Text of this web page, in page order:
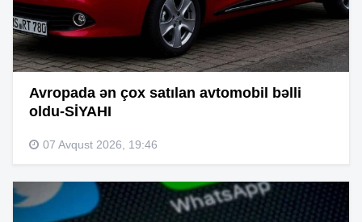
Avropada ən çox satılan avtomobil bəlli
oldu-SİYAHI
07 Avqust 2026, 19:46